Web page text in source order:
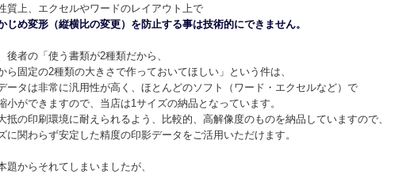
質上、エクセルやワードのレイアウト上で
じめ変形（縦横比の変更）を防止する事は技術的にできません。
後者の「使う書類が2種類だから、
ら固定の2種類の大きさで作っておいてほしい」という件は、
ータは非常に汎用性が高く、ほとんどのソフト（ワード・エクセルなど）で
小ができますので、当店は1サイズの納品となっています。
抵の印刷環境に耐えられるよう、比較的、高解像度のものを納品していますので、
に関わらず安定した精度の印影データをご活用いただけます。
題からそれてしまいましたが、